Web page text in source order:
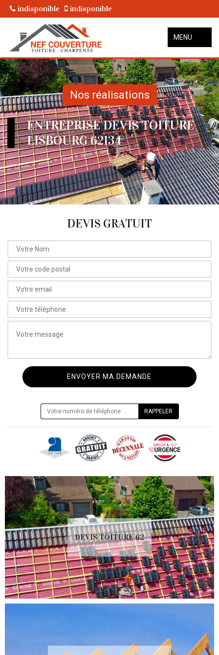
indisponible indisponible
MENU
Nos réalisations
ENTREPRISE DEVIS TOITURE
LISBOURG 62134
DEVIS GRATUIT
DEVIS TOITURE 62